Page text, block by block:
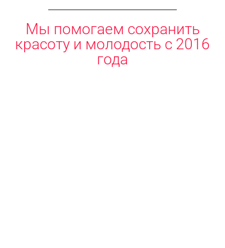
Мы помогаем сохранить
красоту и молодость с 2016
года